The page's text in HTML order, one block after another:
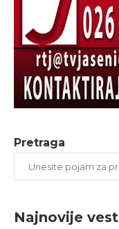
Pretraga
Najnovije